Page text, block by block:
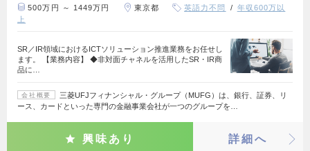
500万円 ～ 1449万円 東京都 英語力不問
年収600万以
上
SR／IR領域におけるICTソリューション推進業務をお任せし
ます。 【業務内容】 ◆非対面チャネルを活用したSR・IR商
品に…
会社概要
三菱UFJフィナンシャル・グループ（MUFG）は、銀行、証券、リ
ース、カードといった専門の金融事業会社が一つのグループを…
興味あり 詳細へ